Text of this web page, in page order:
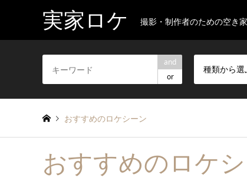
実家ロケ 撮影・制作者のための空き
and
or
種類から選
おすすめのロケシーン
おすすめのロケ